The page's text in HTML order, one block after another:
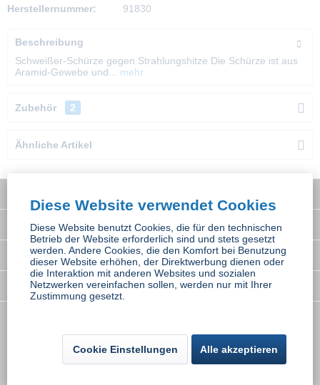
Herstellernummer:
91830
Beschreibung
Schweißer-Schürze gegen Strahlungshitze Die Schürze ist aus
Aramid-Gewebe und...
mehr
Zubehör 2
Ähnliche Artikel
Interessantes
Rechtliches
Newsletter
Diese Website verwendet Cookies
Diese Website benutzt Cookies, die für den technischen
Betrieb der Website erforderlich sind und stets gesetzt
werden. Andere Cookies, die den Komfort bei Benutzung
dieser Website erhöhen, der Direktwerbung dienen oder
die Interaktion mit anderen Websites und sozialen
Netzwerken vereinfachen sollen, werden nur mit Ihrer
Zustimmung gesetzt.
Cookie Einstellungen Alle akzeptieren